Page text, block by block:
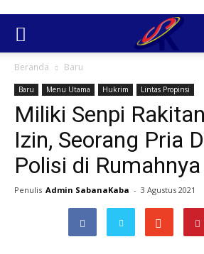
Beranda Baru
Baru Menu Utama Hukrim Lintas Propinsi
Miliki Senpi
Izin, Seorang Pria
Polisi di Rumahnya
Penulis Admin SabanaKaba - 3 Agustus 2021